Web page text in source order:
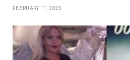
FEBRUARY 11, 2025